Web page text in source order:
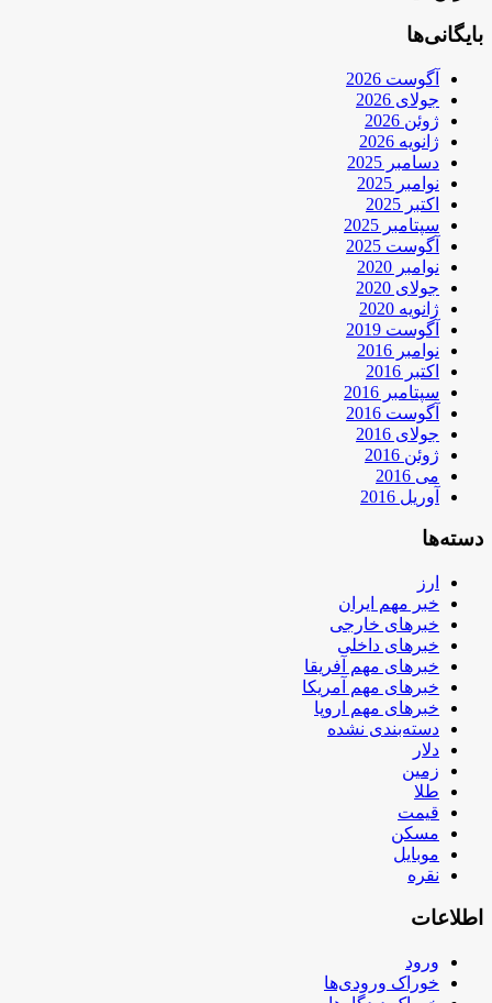
بایگانی‌ها
آگوست 2026
جولای 2026
ژوئن 2026
ژانویه 2026
دسامبر 2025
نوامبر 2025
اکتبر 2025
سپتامبر 2025
آگوست 2025
نوامبر 2020
جولای 2020
ژانویه 2020
آگوست 2019
نوامبر 2016
اکتبر 2016
سپتامبر 2016
آگوست 2016
جولای 2016
ژوئن 2016
می 2016
آوریل 2016
دسته‌ها
ارز
خبر مهم ایران
خبرهای خارجی
خبرهای داخلی
خبرهای مهم آفریقا
خبرهای مهم آمریکا
خبرهای مهم اروپا
دسته‌بندی نشده
دلار
زمین
طلا
قیمت
مسکن
موبایل
نقره
اطلاعات
ورود
خوراک ورودی‌ها